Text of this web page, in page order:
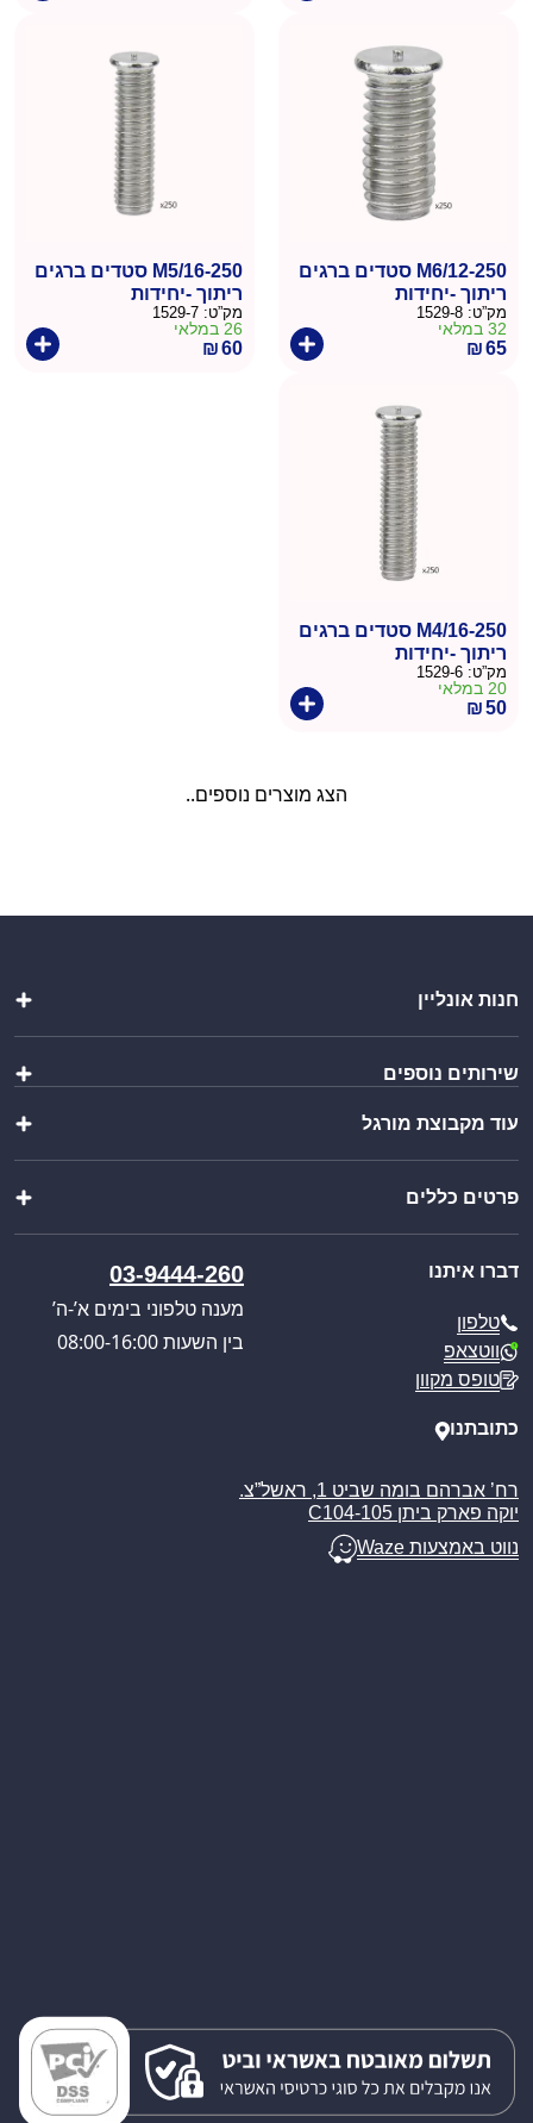
M6/12-250 סטדים ברגים
ריתוך -יחידות
מק”ט: 1529-8
32 במלאי
₪65
M5/16-250 סטדים ברגים
ריתוך -יחידות
מק”ט: 1529-7
26 במלאי
₪60
M4/16-250 סטדים ברגים
ריתוך -יחידות
מק”ט: 1529-6
20 במלאי
₪50
הצג מוצרים נוספים..
חנות אונליין
שולחנות ומשטחי עבודה
ציוד מטבח
מוצרי פרזול נירוסטה
מוצרים נוספים
שירותים נוספים
הוראות הרכבה
בקשת הצעת מחיר
קטלוג מוצרים
כניסה לאזור אישי
עוד מקבוצת מורגל
וואנגו קרוואנים
פול סרוויס
פרטים כללים
חוויית הבישול החדשה
מדיניות הפרטיות
מדיניות משלוחים
ביטול עסקה
מאמרים
דברו איתנו
טלפון
ווטצאפ
טופס מקוון
03-9444-260
מענה טלפוני בימים א’-ה’
בין השעות 08:00-16:00
כתובתנו
רח’ אברהם בומה שביט 1, ראשל”צ.
יוקה פארק ביתן C104-105
נווט באמצעות Waze